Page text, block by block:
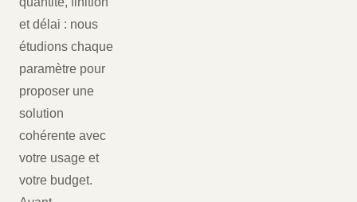
et délai : nous
étudions chaque
paramètre pour
proposer une
solution
cohérente avec
votre usage et
votre budget.